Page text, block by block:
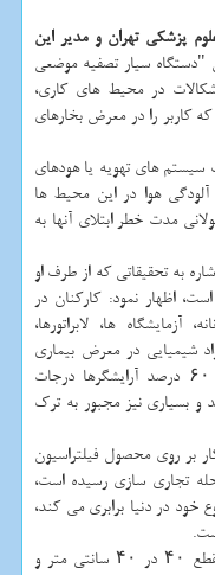
پزشكی تهران و مدیر این
سیار تصفیه موضعی
در محیط های كاری،
كاربر را در معرض بخارهای
های تهویه یا هودهای
آلودگی هوا در این محیط ها
مدت خطر ابتلای آنها به
به تحقیقاتی كه از طرف او
اظهار نمود: كاركنان در
ها، لابراتورها،
شیمیایی در معرض بیماری
های شغلی هستند. این در شرایطی است كه ۶۰ درصد آرایشگرها درجات
و بسیاری نیز مجبور به ترك
بر روی محصول فیلتراسیون
تجاری سازی رسیده است،
خود در دنیا برابری می كند،
وی اضافه كرد: محصول فیلتراسیون با سطح مقطع ۴۰ در ۴۰ سانتی متر و